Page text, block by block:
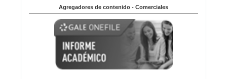
Agregadores de contenido - Comerciales